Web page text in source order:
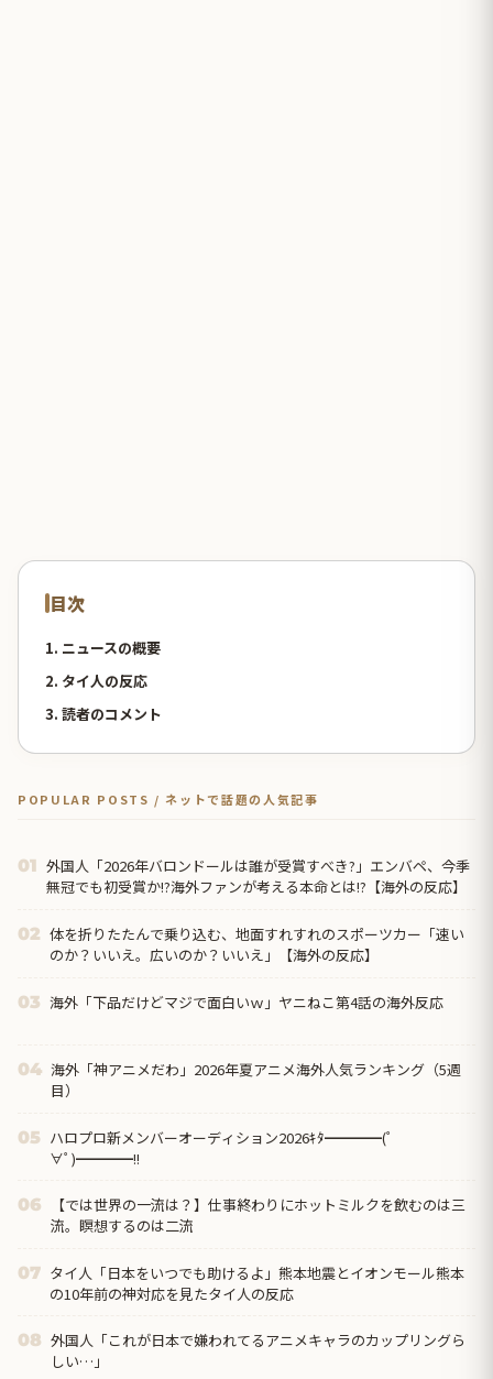
目次
1. ニュースの概要
2. タイ人の反応
3. 読者のコメント
POPULAR POSTS / ネットで話題の人気記事
01 外国人「2026年バロンドールは誰が受賞すべき?」エンバペ、今季
無冠でも初受賞か!?海外ファンが考える本命とは!?【海外の反応】
02 体を折りたたんで乗り込む、地面すれすれのスポーツカー「速い
のか？いいえ。広いのか？いいえ」【海外の反応】
03 海外「下品だけどマジで面白いｗ」ヤニねこ第4話の海外反応
04 海外「神アニメだわ」2026年夏アニメ海外人気ランキング（5週
目）
05 ハロプロ新メンバーオーディション2026ｷﾀ━━━━(ﾟ
∀ﾟ)━━━━!!
06
【では世界の一流は？】仕事終わりにホットミルクを飲むのは三
流。瞑想するのは二流
07 タイ人「日本をいつでも助けるよ」熊本地震とイオンモール熊本
の10年前の神対応を見たタイ人の反応
08 外国人「これが日本で嫌われてるアニメキャラのカップリングら
しい…」